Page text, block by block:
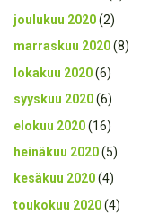
joulukuu 2020(2)
marraskuu 2020(8)
lokakuu 2020(6)
syyskuu 2020(6)
elokuu 2020(16)
heinäkuu 2020(5)
kesäkuu 2020(4)
toukokuu 2020(4)